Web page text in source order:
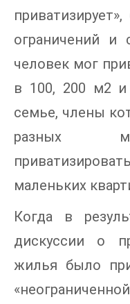
ограничений и
человек мог
в 100, 200 м2 и
семье, члены
разных
маленьких
Когда в
дискуссии о
жилья было